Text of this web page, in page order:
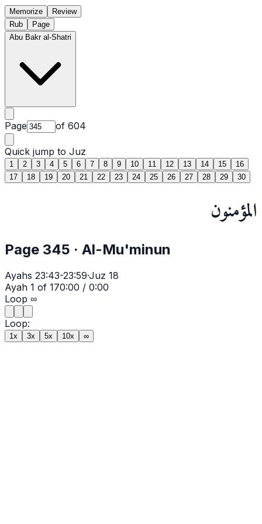
Memorize
Review
Rub
Page
Abu Bakr al-Shatri
Page of 604
Quick jump to Juz
1 2 3 4 5 6 7 8 9 10 11 12 13 14 15
16
17
18 19 20 21 22 23 24 25 26 27 28 29 30
المؤمنون
Page 345 · Al-Mu'minun
Ayahs 23:43-23:59·Juz 18
Ayah 1 of 170:00 / 0:00
Loop ∞
Loop:
1x 3x 5x 10x ∞